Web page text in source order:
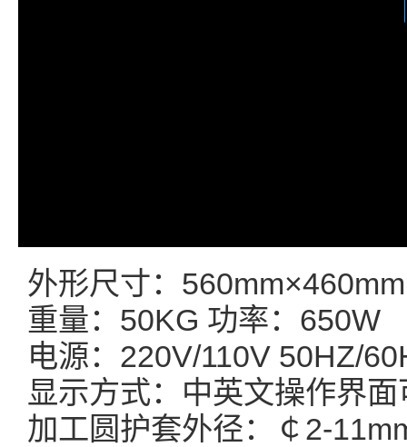
外形尺寸：
重量：50KG 功率：650W
电源：220V/110V 50HZ/
显示方式：中英文操作界
加工圆护套外径：￠2-